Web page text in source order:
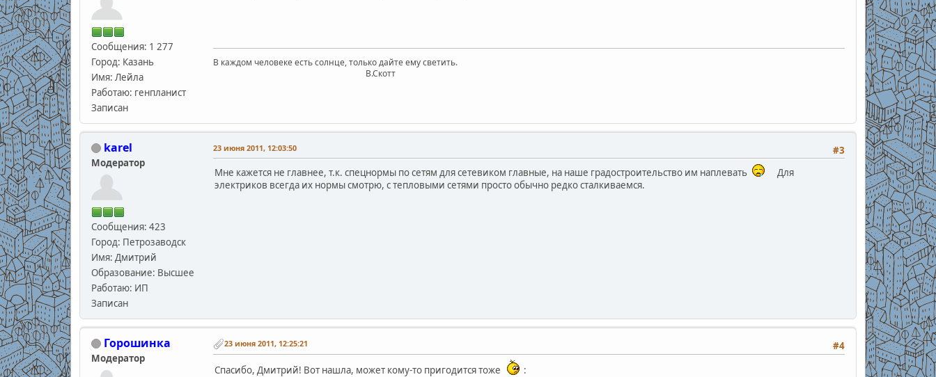
Сообщения: 1 277
Город: Казань
Имя: Лейла
Работаю: генпланист
Записан
В каждом человеке есть солнце, только дайте ему светить.
В.Скотт
karel
Модератор
Сообщения: 423
Город: Петрозаводск
Имя: Дмитрий
Образование: Высшее
Работаю: ИП
Записан
#3
23 июня 2011, 12:03:50
Мне кажется не главнее, т.к. спецнормы по сетям для сетевиком главные, на наше градостроительство им наплевать
Для
электриков всегда их нормы смотрю, с тепловыми сетями просто обычно редко сталкиваемся.
Горошинка
Модератор
#4
23 июня 2011, 12:25:21
Спасибо, Дмитрий! Вот нашла, может кому-то пригодится тоже :